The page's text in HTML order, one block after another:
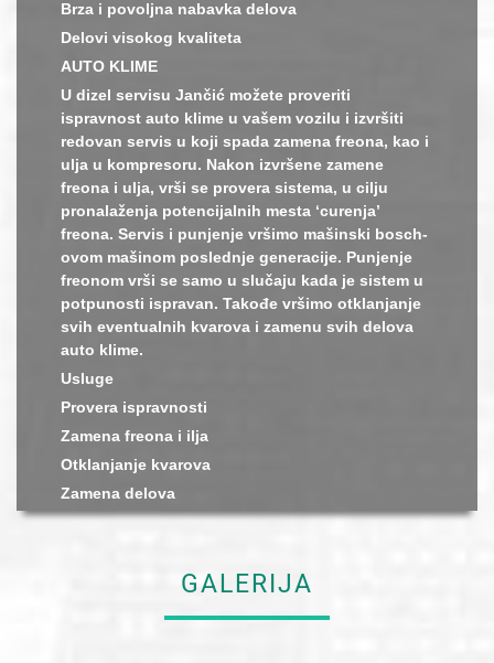
Brza i povoljna nabavka delova
Delovi visokog kvaliteta
AUTO KLIME
U dizel servisu Jančić možete proveriti
ispravnost auto klime u vašem vozilu i izvršiti
redovan servis u koji spada zamena freona, kao i
ulja u kompresoru. Nakon izvršene zamene
freona i ulja, vrši se provera sistema, u cilju
pronalaženja potencijalnih mesta ‘curenja’
freona. Servis i punjenje vršimo mašinski bosch-
ovom mašinom poslednje generacije. Punjenje
freonom vrši se samo u slučaju kada je sistem u
potpunosti ispravan. Takođe vršimo otklanjanje
svih eventualnih kvarova i zamenu svih delova
auto klime.
Usluge
Provera ispravnosti
Zamena freona i ilja
Otklanjanje kvarova
Zamena delova
GALERIJA